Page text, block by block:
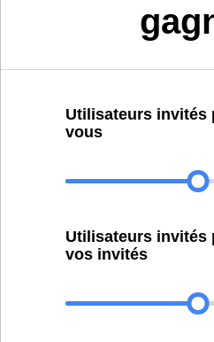
Utilisateurs invités
vous
Utilisateurs invités
vos invités